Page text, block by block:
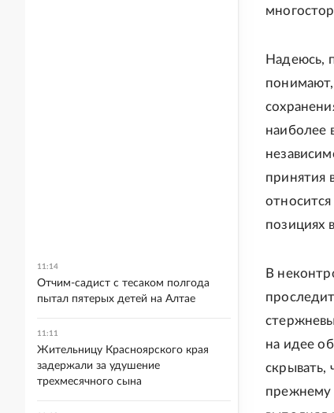
Надеюсь,
наиболее
принятия
позициях
В
на идее
скрывать,
прежнему
11:14
Отчим-садист с тесаком полгода
пытал пятерых детей на Алтае
11:11
Жительницу Красноярского края
задержали за удушение
трехмесячного сына